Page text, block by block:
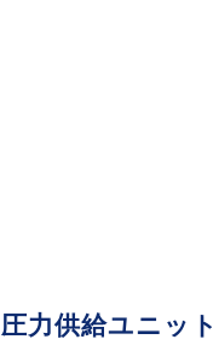
圧力供給ユニット